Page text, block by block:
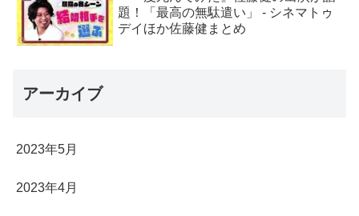
題！「最高の無駄遣い」 - シネマトゥ
デイほか佐藤健まとめ
アーカイブ
2023年5月
2023年4月